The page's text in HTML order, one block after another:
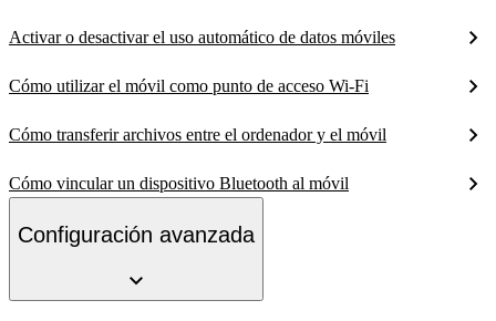
Activar o desactivar el uso automático de datos móviles
Cómo utilizar el móvil como punto de acceso Wi-Fi
Cómo transferir archivos entre el ordenador y el móvil
Cómo vincular un dispositivo Bluetooth al móvil
Configuración avanzada